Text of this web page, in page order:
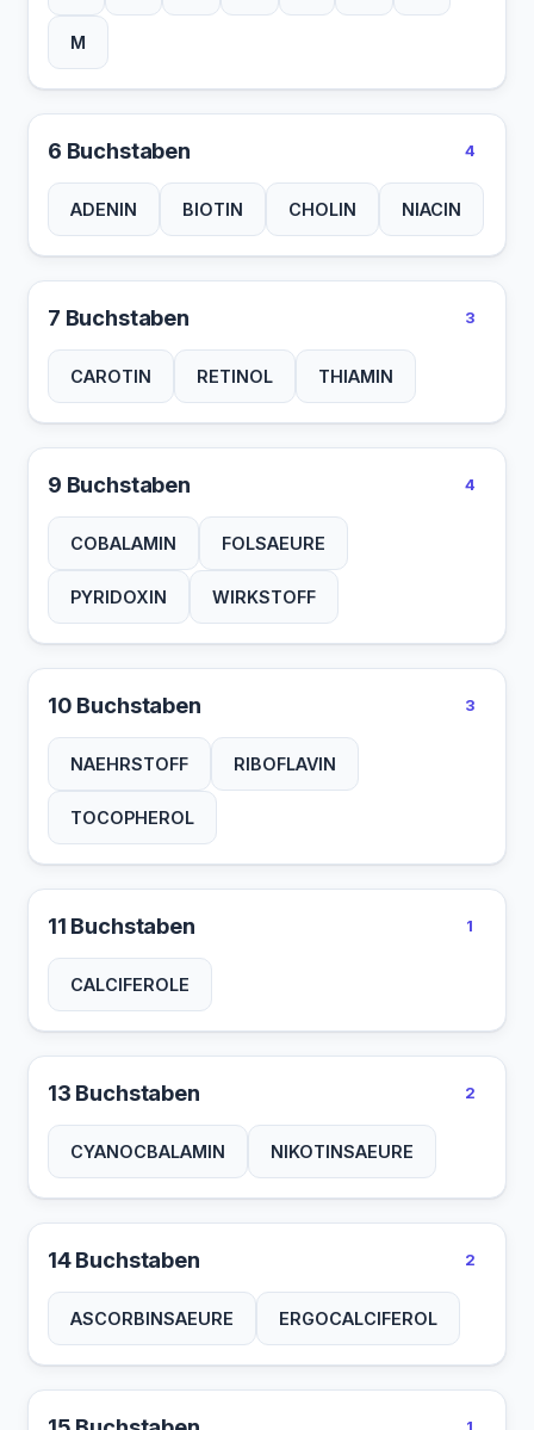
M
6 Buchstaben 4
ADENIN BIOTIN CHOLIN NIACIN
7 Buchstaben 3
CAROTIN RETINOL THIAMIN
9 Buchstaben 4
COBALAMIN FOLSAEURE
PYRIDOXIN WIRKSTOFF
10 Buchstaben 3
NAEHRSTOFF RIBOFLAVIN
TOCOPHEROL
11 Buchstaben 1
CALCIFEROLE
13 Buchstaben 2
CYANOCBALAMIN NIKOTINSAEURE
14 Buchstaben 2
ASCORBINSAEURE ERGOCALCIFEROL
1